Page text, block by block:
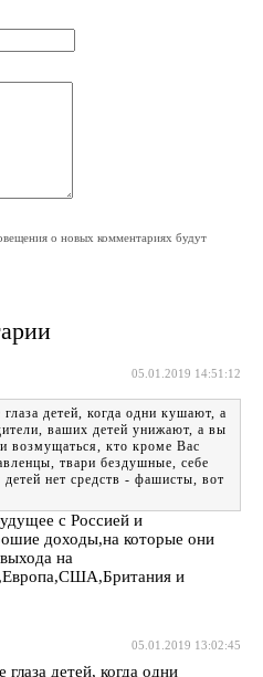
о новых комментариях будут
05.01.2019 14:51:12
детей, когда одни кушают, а
ваших детей унижают, а вы
возмущаться, кто кроме Вас
твари бездушные, себе
нет средств - фашисты, вот
с Россией и
доходы,на которые они
на
и
05.01.2019 13:02:45
детей, когда одни